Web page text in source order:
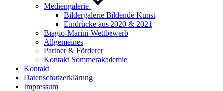
Mediengalerie
Bildergalerie Bildende Kunst
Eindrücke aus 2020 & 2021
Biagio-Marini-Wettbewerb
Allgemeines
Partner & Förderer
Kontakt Sommerakademie
Kontakt
Datenschutzerklärung
Impressum